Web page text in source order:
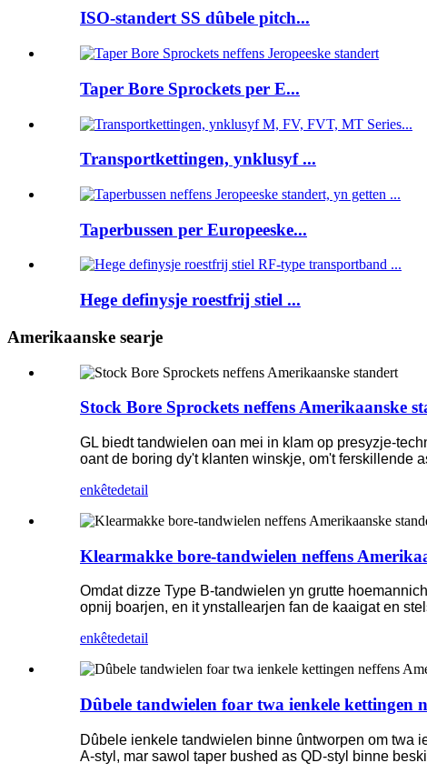
ISO-standert SS dûbele pitch...
Taper Bore Sprockets per E...
Transportkettingen, ynklusyf ...
Taperbussen per Europeeske...
Hege definysje roestfrij stiel ...
Amerikaanske searje
Stock Bore Sprockets neffens Amerikaanske
GL biedt tandwielen oan mei in klam op presyzje-
oant de boring dy't klanten winskje, om't ferskillende
enkêtedetail
Klearmakke bore-tandwielen neffens
Omdat dizze Type B-tandwielen yn grutte
opnij boarjen, en it ynstallearjen fan de kaaigat en
enkêtedetail
Dûbele tandwielen foar twa ienkele kettingen
Dûbele ienkele tandwielen binne ûntworpen om twa
A-styl, mar sawol taper bushed as QD-styl binne